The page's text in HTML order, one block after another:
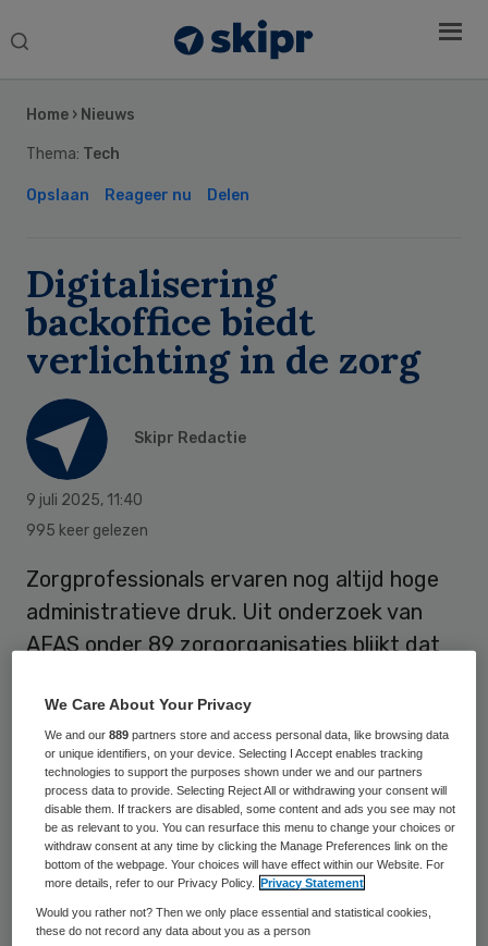
Search
Home › Nieuws
Thema: Tech
Opslaan Reageer nu Delen
Digitalisering
backoffice biedt
verlichting in de zorg
Skipr Redactie
9 juli 2025, 11:40
995 keer gelezen
Zorgprofessionals ervaren nog altijd hoge
administratieve druk. Uit onderzoek van
AFAS onder 89 zorgorganisaties blijkt dat
processen, zoals HR en financieel,
verlichting biedt.
Drie op de vier organisaties ervaart door
digitalisering een betere werkervaring voor
medewerkers. Minder administratief gedoe
zorgt voor meer werkplezier en
Sidebar
We Care About Your Privacy
We and our889 partners store and access personal data, like browsing data
or unique identifiers, on your device. Selecting I Accept enables tracking
technologies to support the purposes shown under we and our partners
process data to provide. Selecting Reject All or withdrawing your consent will
disable them. If trackers are disabled, some content and ads you see may not
be as relevant to you. You can resurface this menu to change your choices or
withdraw consent at any time by clicking the Manage Preferences link on the
bottom of the webpage. Your choices will have effect within our Website. For
more details, refer to our Privacy Policy.
Privacy Statement
Would you rather not? Then we only place essential and statistical cookies,
these do not record any data about you as a person